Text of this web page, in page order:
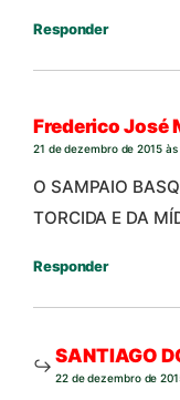
Responder
Frederico José
21 de dezembro de 2015 às
O SAMPAIO
TORCIDA E DA
Responder
SANTIAGO
22 de dezembro de